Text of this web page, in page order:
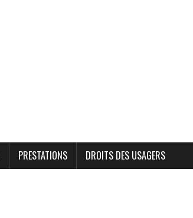
PRESTATIONS DROITS DES USAGERS